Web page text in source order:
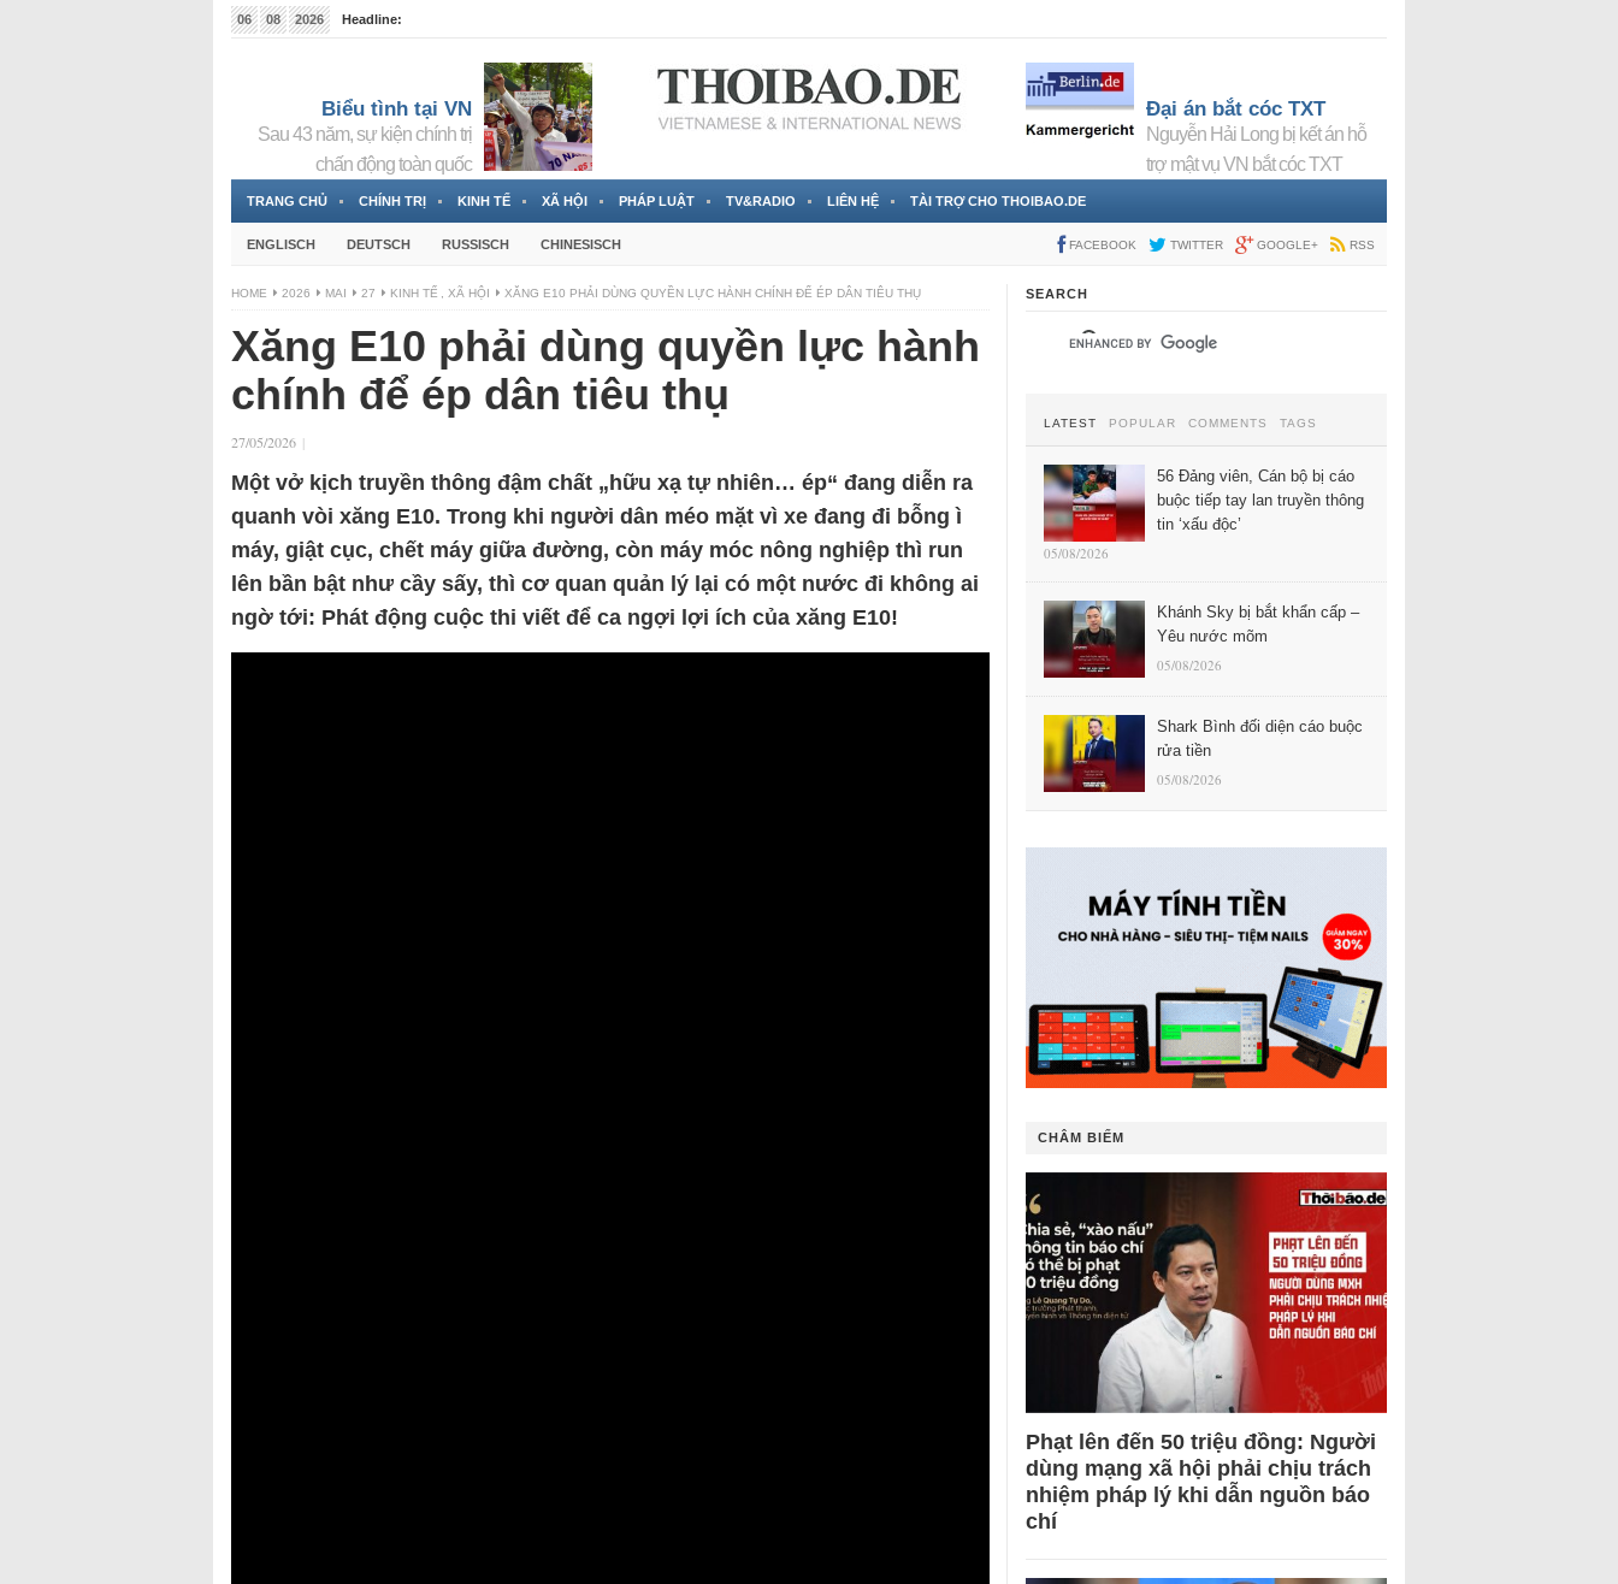
06 08 2026
Headline:
Biểu tình tại VN
Sau 43 năm, sự kiện chính trị
chấn động toàn quốc
Đại án bắt cóc TXT
Nguyễn Hải Long bị kết án hỗ
trợ mật vụ VN bắt cóc TXT
TRANG CHỦ CHÍNH TRỊ KINH TẾ XÃ HỘI PHÁP LUẬT TV&RADIO LIÊN HỆ TÀI TRỢ CHO THOIBAO.DE
ENGLISCH DEUTSCH RUSSISCH CHINESISCH FACEBOOK TWITTER GOOGLE+ RSS
HOME 2026 MAI 27 KINH TẾ XÃ HỘI XĂNG E10 PHẢI DÙNG QUYỀN LỰC HÀNH CHÍNH ĐỂ ÉP DÂN TIÊU THỤ
Xăng E10 phải dùng quyền lực hành
chính để ép dân tiêu thụ
27/05/2026 |
Một vở kịch truyền thông đậm chất „hữu xạ tự nhiên… ép“ đang diễn ra
quanh vòi xăng E10. Trong khi người dân méo mặt vì xe đang đi bỗng ì
máy, giật cục, chết máy giữa đường, còn máy móc nông nghiệp thì run
lên bần bật như cầy sấy, thì cơ quan quản lý lại có một nước đi không ai
ngờ tới: Phát động cuộc thi viết để ca ngợi lợi ích của xăng E10!
SEARCH
LATEST POPULAR COMMENTS TAGS
56 Đảng viên, Cán bộ bị cáo
buộc tiếp tay lan truyền thông
tin ‘xấu độc’
05/08/2026
Khánh Sky bị bắt khẩn cấp –
Yêu nước mõm
05/08/2026
Shark Bình đối diện cáo buộc
rửa tiền
05/08/2026
CHÂM BIẾM
Phạt lên đến 50 triệu đồng: Người
dùng mạng xã hội phải chịu trách
nhiệm pháp lý khi dẫn nguồn báo
chí